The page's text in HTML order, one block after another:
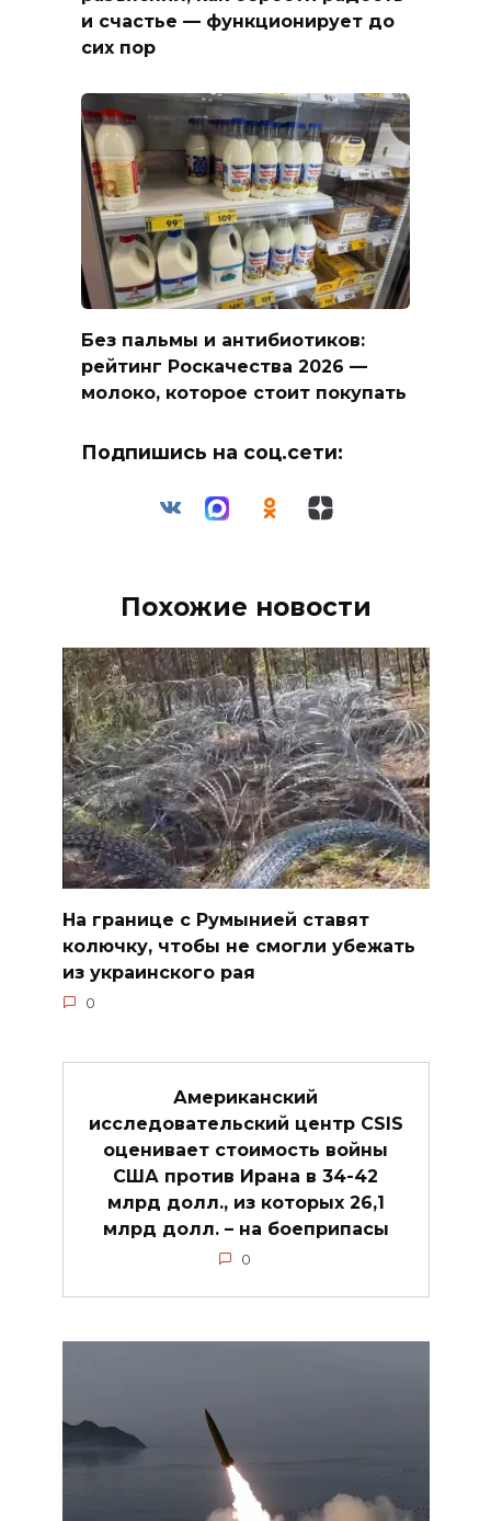
и счастье — функционирует до
сих пор
Без пальмы и антибиотиков:
рейтинг Роскачества 2026 —
молоко, которое стоит покупать
Подпишись на соц.сети:
Похожие новости
На границе с Румынией ставят
колючку, чтобы не смогли убежать
из украинского рая
0
Американский
исследовательский центр CSIS
оценивает стоимость войны
США против Ирана в 34-42
млрд долл., из которых 26,1
млрд долл. – на боеприпасы
0